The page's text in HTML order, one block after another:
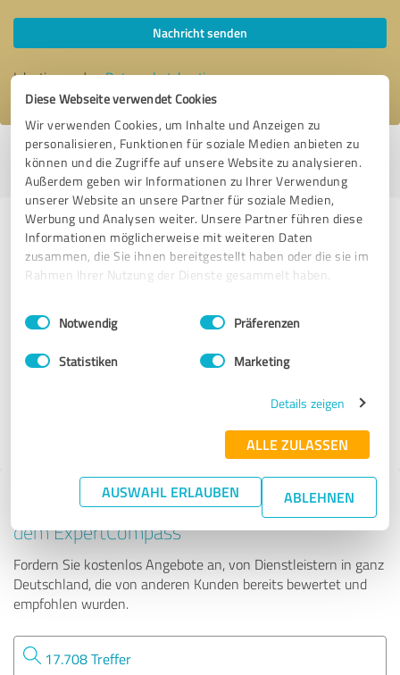
Diese Webseite verwendet Cookies
Wir verwenden Cookies, um Inhalte und Anzeigen zu
personalisieren, Funktionen für soziale Medien anbieten zu
können und die Zugriffe auf unsere Website zu analysieren.
Außerdem geben wir Informationen zu Ihrer Verwendung
unserer Website an unsere Partner für soziale Medien,
Werbung und Analysen weiter. Unsere Partner führen diese
Informationen möglicherweise mit weiteren Daten
zusammen, die Sie ihnen bereitgestellt haben oder die sie im
Rahmen Ihrer Nutzung der Dienste gesammelt haben.
Impressum Datenschutzbestimmungen
Einwilligungsauswahl
Notwendig Präferenzen
Statistiken Marketing
Details zeigen
ALLE ZULASSEN
AUSWAHL ERLAUBEN ABLEHNEN
Nachricht senden
Ich stimme denDatenschutzbestimmungenzu.
Profil aktiv seit 18.12.2022 | Letzte Aktualisierung: 18.12.2022
melden
Erfahrungen zu weiteren
Anbietern aus dem Bereich Hotels
& Unterkünfte
bed and breakfast Bremen
Tipp: Die passenden Experten finden - mit
dem ExpertCompass
Fordern Sie kostenlos Angebote an, von Dienstleistern in ganz
Deutschland, die von anderen Kunden bereits bewertet und
empfohlen wurden.
17.708 Treffer